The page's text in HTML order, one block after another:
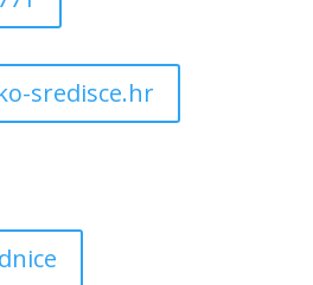
sredisce.hr